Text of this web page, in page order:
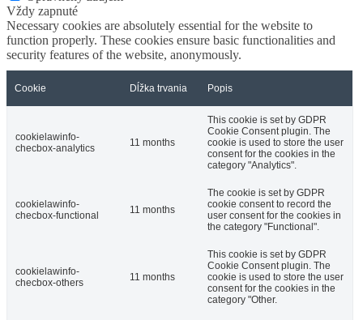
Vždy zapnuté
Necessary cookies are absolutely essential for the website to
function properly. These cookies ensure basic functionalities and
security features of the website, anonymously.
Cookie Dĺžka trvania Popis
cookielawinfo-
checbox-analytics
11 months
This cookie is set by GDPR
Cookie Consent plugin. The
cookie is used to store the user
consent for the cookies in the
category "Analytics".
cookielawinfo-
checbox-functional
11 months
The cookie is set by GDPR
cookie consent to record the
user consent for the cookies in
the category "Functional".
cookielawinfo-
checbox-others
11 months
This cookie is set by GDPR
Cookie Consent plugin. The
cookie is used to store the user
consent for the cookies in the
category "Other.